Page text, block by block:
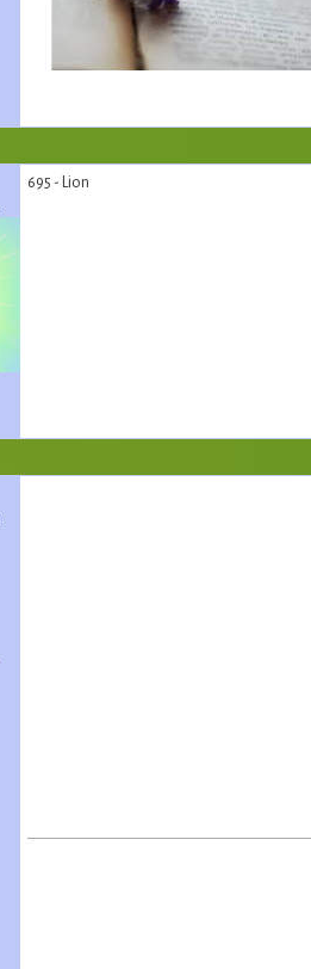
695 - Lion